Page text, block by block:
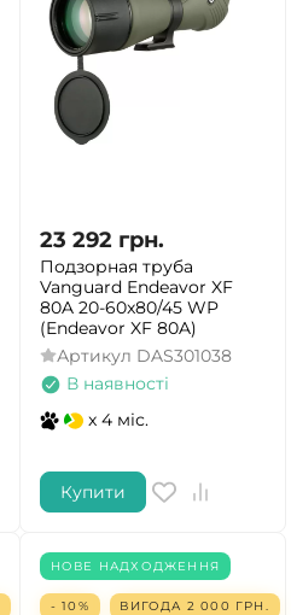
23 292 грн.
Подзорная труба
Vanguard Endeavor XF
80A 20-60x80/45 WP
(Endeavor XF 80A)
Артикул DAS301038
В наявності
x 4 міс.
Купити
НОВЕ НАДХОДЖЕННЯ
- 10% ВИГОДА 2 000 ГРН.